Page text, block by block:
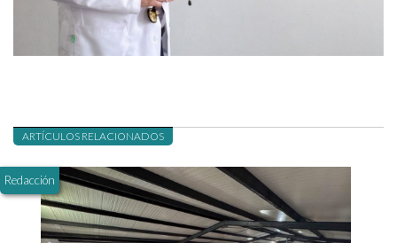
ARTÍCULOS RELACIONADOS
Redacción